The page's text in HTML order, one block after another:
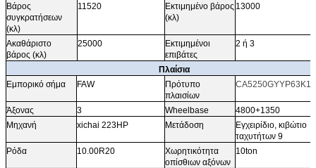
Βάρος
συγκρατήσεων
(κλ)
11520
Εκτιμημένο βάρος
(κλ)
13000
Ακαθάριστο
βάρος (κλ)
25000
Εκτιμημένοι
επιβάτες
2 ή 3
Πλαίσια
Εμπορικό σήμα
FAW
Πρότυπο
πλαισίων
Άξονας 3 Wheelbase
4800+1350
Μηχανή
xichai 223HP Μετάδοση
Εγχειρίδιο, κιβώτιο
ταχυτήτων 9
Ρόδα
10.00R20
Χωρητικότητα
οπίσθιων αξόνων
10ton